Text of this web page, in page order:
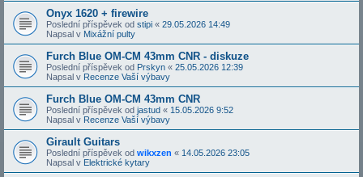
Onyx 1620 + firewire
Poslední příspěvek od stipi « 29.05.2026 14:49
Napsal v Mixážní pulty
Furch Blue OM-CM 43mm CNR - diskuze
Poslední příspěvek od Prskyn « 25.05.2026 12:39
Napsal v Recenze Vaší výbavy
Furch Blue OM-CM 43mm CNR
Poslední příspěvek od jastud « 15.05.2026 9:52
Napsal v Recenze Vaší výbavy
Girault Guitars
Poslední příspěvek od wikxzen « 14.05.2026 23:05
Napsal v Elektrické kytary